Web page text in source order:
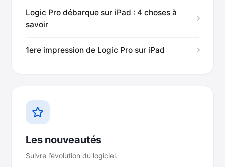
Logic Pro débarque sur iPad : 4 choses à
savoir
1ere impression de Logic Pro sur iPad
Les nouveautés
Suivre l’évolution du logiciel.